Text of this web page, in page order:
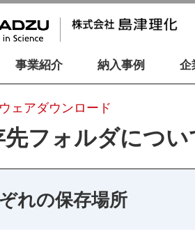
事業紹介 納入事例 企
ェアダウンロード
先フォルダについ
れの保存場所